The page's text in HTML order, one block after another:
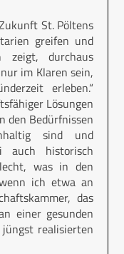
St. Pöltens
greifen und
zeigt, durchaus
im Klaren sein,
erleben.“
Lösungen
den Bedürfnissen
sind und
auch historisch
was in den
ich etwa an
das
einer gesunden
realisierten